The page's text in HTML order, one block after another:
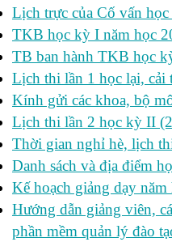
Lịch trực của Cố vấn học
TKB học kỳ I năm học
TB ban hành TKB học
Lịch thi lần 1 học lại, cải
Kính gửi các khoa, bộ
Lịch thi lần 2 học kỳ II
Thời gian nghỉ hè, lịch
Danh sách và địa điểm
Kế hoạch giảng dạy
Hướng dẫn giảng viên,
phần mềm quản lý đào